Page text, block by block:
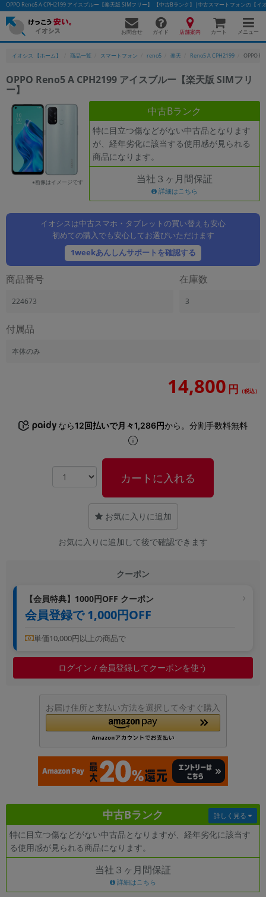
OPPO Reno5 A CPH2199 アイスブルー【楽天版 SIMフリー】 【中古Bランク】|中古スマートフォンの【イ
お問合せ ガイド 店舗案内 カート メニュー
イオシス 【ホーム】 商品一覧 スマートフォン reno5 楽天 Reno5 A CPH2199 OPPO
OPPO Reno5 A CPH2199 アイスブルー【楽天版 SIMフリ
ー】
※画像はイメージです
中古Bランク
特に目立つ傷などがない中古品となります
が、経年劣化に該当する使用感が見られる
商品になります。
当社３ヶ月間保証
詳細はこちら
イオシスは中古スマホ・タブレットの買い替えも安心
初めての購入でも安心してお選びいただけます
1weekあんしんサポートを確認する
商品番号
224673
在庫数
3
付属品
本体のみ
14,800 円 （税込）
なら12回払いで月々1,286円から。分割手数料無料
カートに入れる
お気に入りに追加
お気に入りに追加して後で確認できます
クーポン
【会員特典】1000円OFF クーポン
会員登録で 1,000円OFF
単価10,000円以上の商品で
ログイン / 会員登録してクーポンを使う
お届け住所と支払い方法を選択して今すぐ購入
中古Bランク
特に目立つ傷などがない中古品となりますが、経年劣化に該当す
る使用感が見られる商品になります。
詳しく見る
当社３ヶ月間保証
詳細はこちら
フリーワード
除外ワード
人気の検索ワード： Let's note
商品ジャンルの絞り込み
「スマートフォン」「タブレット」など
商品シリーズ名・ブランド名の絞り込み。
「iPhone」「Xperia」「Galaxy」など
製造、販売メーカーの絞り込み
機能・特徴
「5G対応」「防水」「ワンセグ」など
商品状態の絞り込み
「新品」「未使用」「中古」など
~
~
~
価格
円 ～ 円
年 月 から
各項目のチェックボックスは「or検索」となります。
ただし機能別のみ「and検索」となります。